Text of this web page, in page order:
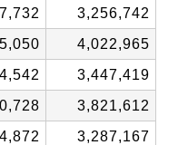
3,256,742
4,022,965
3,447,419
3,821,612
3,287,167